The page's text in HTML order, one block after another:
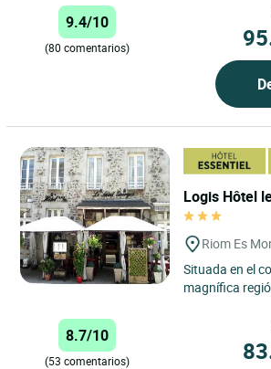
un refugio
9.4/10
(80 comentarios)
Logis Hôtel
Riom Es
Situada en el
magnífica
Riom es
8.7/10
(53 comentarios)